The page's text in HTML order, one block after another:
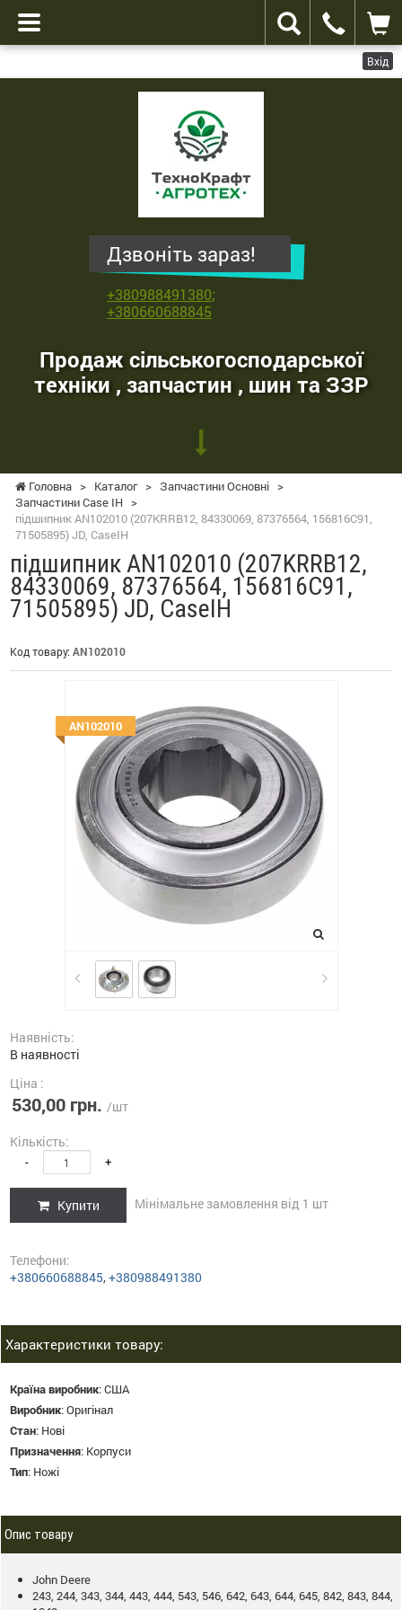
Вхід
сільськогосподарської
Дзвоніть зараз!
+380988491380;
+380660688845
Продаж сільськогосподарської
техніки , запчастин , шин та ЗЗР
Головна > Каталог > Запчастини Основні >
Запчастини Case IH >
підшипник AN102010 (207KRRB12, 84330069, 87376564, 156816C91,
71505895) JD, CaseIH
підшипник AN102010 (207KRRB12,
84330069, 87376564, 156816C91,
71505895) JD, CaseIH
Код товару: AN102010
AN102010
Наявність:
В наявності
Ціна :
530,00 грн. /шт
Кількість:
- +
Купити Мінімальне замовлення від 1 шт
Телефони:
+380660688845,+380988491380
Характеристики товару:
Країна виробник:США
Виробник:Оригінал
Стан: Нові
Призначення: Корпуси
Тип: Ножі
Опис товару
John Deere
243, 244, 343, 344, 443, 444, 543, 546, 642, 643, 644, 645, 842, 843, 844,